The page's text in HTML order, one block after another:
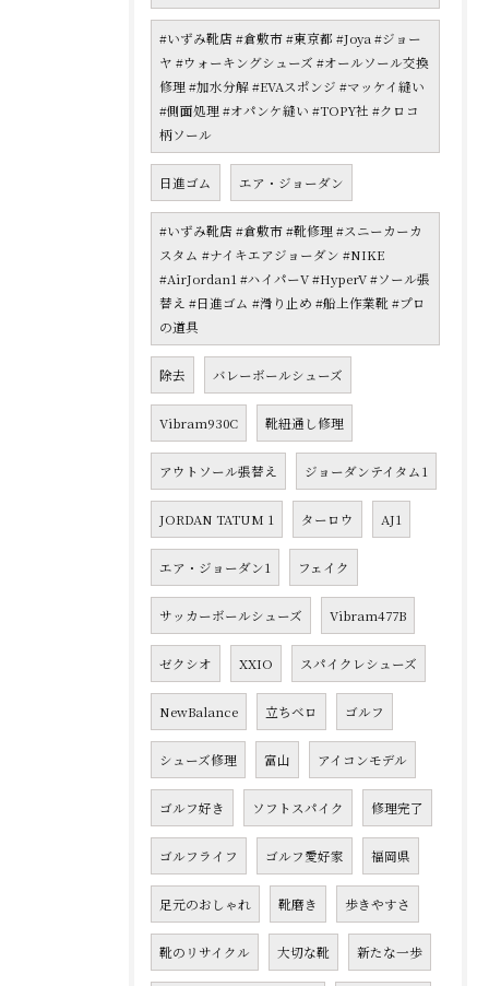
#いずみ靴店 #倉敷市 #東京都 #Joya #ジョー
ヤ #ウォーキングシューズ #オールソール交換
修理 #加水分解 #EVAスポンジ #マッケイ縫い
#側面処理 #オパンケ縫い #TOPY社 #クロコ
柄ソール
日進ゴム エア・ジョーダン
#いずみ靴店 #倉敷市 #靴修理 #スニーカーカ
スタム #ナイキエアジョーダン #NIKE
#AirJordan1 #ハイパーV #HyperV #ソール張
替え #日進ゴム #滑り止め #船上作業靴 #プロ
の道具
除去 バレーボールシューズ
Vibram930C 靴紐通し修理
アウトソール張替え ジョーダンテイタム1
JORDAN TATUM 1 ターロウ AJ1
エア・ジョーダン1 フェイク
サッカーボールシューズ Vibram477B
ゼクシオ XXIO スパイクレシューズ
NewBalance 立ちベロ ゴルフ
シューズ修理 富山 アイコンモデル
ゴルフ好き ソフトスパイク 修理完了
ゴルフライフ ゴルフ愛好家 福岡県
足元のおしゃれ 靴磨き 歩きやすさ
靴のリサイクル 大切な靴 新たな一歩